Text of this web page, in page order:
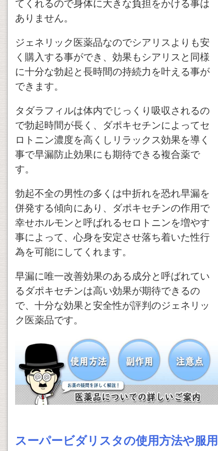
てくれるので身体に大きな負担をかける事は
ありません。
ジェネリック医薬品なのでシアリスよりも安
く購入する事ができ、効果もシアリスと同様
に十分な勃起と長時間の持続力を叶える事が
できます。
タダラフィルは体内でじっくり吸収されるの
で勃起時間が長く、ダポキセチンによってセ
ロトニン濃度を高くしリラックス効果を導く
事で早漏防止効果にも期待できる複合薬で
す。
勃起不全の男性の多くは中折れを恐れ早漏を
併発する傾向にあり、ダポキセチンの作用で
幸せホルモンと呼ばれるセロトニンを増やす
事によって、心身を安定させ落ち着いた性行
為を可能にしてくれます。
早漏に唯一改善効果のある成分と呼ばれてい
るダポキセチンは高い効果が期待できるの
で、十分な効果と安全性が評判のジェネリッ
ク医薬品です。
スーパービダリスタの使用方法や服用